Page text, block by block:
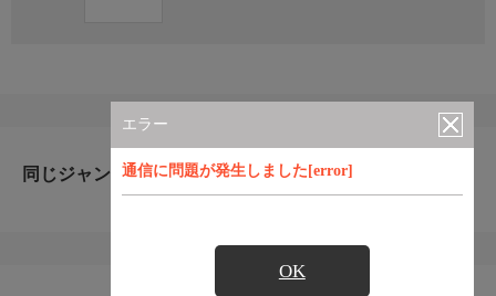
エラー
通信に問題が発生しました[error]
OK
同じジャンルのおすすめ番組